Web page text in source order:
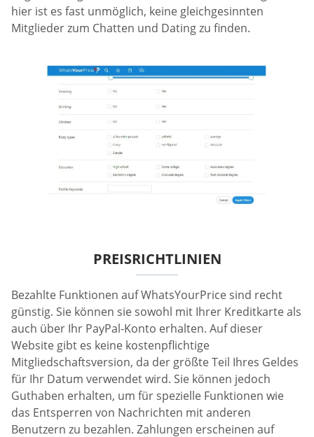
hier ist es fast unmöglich, keine gleichgesinnten
Mitglieder zum Chatten und Dating zu finden.
PREISRICHTLINIEN
Bezahlte Funktionen auf WhatsYourPrice sind recht
günstig. Sie können sie sowohl mit Ihrer Kreditkarte als
auch über Ihr PayPal-Konto erhalten. Auf dieser
Website gibt es keine kostenpflichtige
Mitgliedschaftsversion, da der größte Teil Ihres Geldes
für Ihr Datum verwendet wird. Sie können jedoch
Guthaben erhalten, um für spezielle Funktionen wie
das Entsperren von Nachrichten mit anderen
Benutzern zu bezahlen. Zahlungen erscheinen auf